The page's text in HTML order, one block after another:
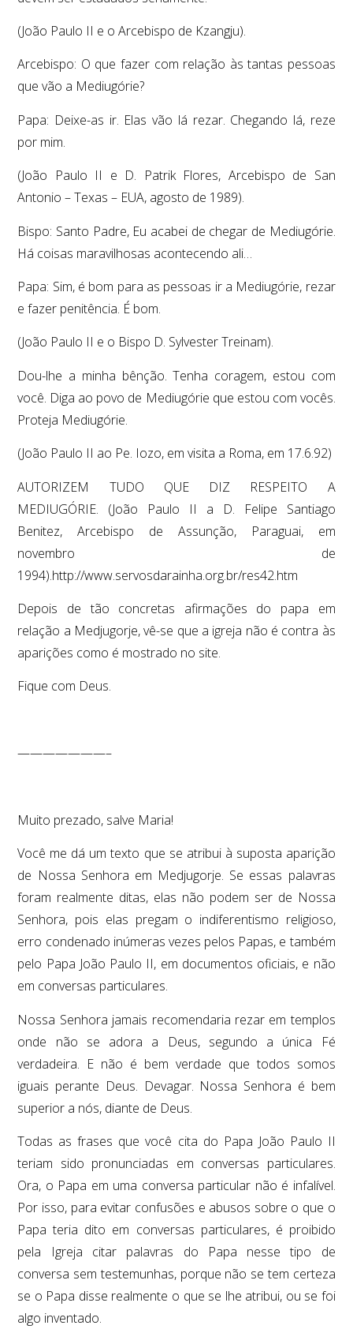
(João Paulo II e o Arcebispo de Kzangju).
Arcebispo: O que fazer com relação às tantas pessoas
que vão a Mediugórie?
Papa: Deixe-as ir. Elas vão lá rezar. Chegando lá, reze
por mim.
(João Paulo II e D. Patrik Flores, Arcebispo de San
Antonio – Texas – EUA, agosto de 1989).
Bispo: Santo Padre, Eu acabei de chegar de Mediugórie.
Há coisas maravilhosas acontecendo ali…
Papa: Sim, é bom para as pessoas ir a Mediugórie, rezar
e fazer penitência. É bom.
(João Paulo II e o Bispo D. Sylvester Treinam).
Dou-lhe a minha bênção. Tenha coragem, estou com
você. Diga ao povo de Mediugórie que estou com vocês.
Proteja Mediugórie.
(João Paulo II ao Pe. Iozo, em visita a Roma, em 17.6.92)
AUTORIZEM TUDO QUE DIZ RESPEITO A
MEDIUGÓRIE. (João Paulo II a D. Felipe Santiago
Benitez, Arcebispo de Assunção, Paraguai, em
novembro de
1994).http://www.servosdarainha.org.br/res42.htm
Depois de tão concretas afirmações do papa em
relação a Medjugorje, vê-se que a igreja não é contra às
aparições como é mostrado no site.
Fique com Deus.
———————–
Muito prezado, salve Maria!
Você me dá um texto que se atribui à suposta aparição
de Nossa Senhora em Medjugorje. Se essas palavras
foram realmente ditas, elas não podem ser de Nossa
Senhora, pois elas pregam o indiferentismo religioso,
erro condenado inúmeras vezes pelos Papas, e também
pelo Papa João Paulo II, em documentos oficiais, e não
em conversas particulares.
Nossa Senhora jamais recomendaria rezar em templos
onde não se adora a Deus, segundo a única Fé
verdadeira. E não é bem verdade que todos somos
iguais perante Deus. Devagar. Nossa Senhora é bem
superior a nós, diante de Deus.
Todas as frases que você cita do Papa João Paulo II
teriam sido pronunciadas em conversas particulares.
Ora, o Papa em uma conversa particular não é infalível.
Por isso, para evitar confusões e abusos sobre o que o
Papa teria dito em conversas particulares, é proibido
pela Igreja citar palavras do Papa nesse tipo de
conversa sem testemunhas, porque não se tem certeza
se o Papa disse realmente o que se lhe atribui, ou se foi
algo inventado.